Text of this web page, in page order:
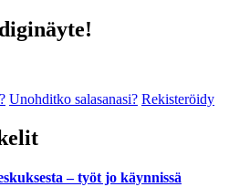
Unohditko salasanasi? Rekisteröidy
– työt jo käynnissä